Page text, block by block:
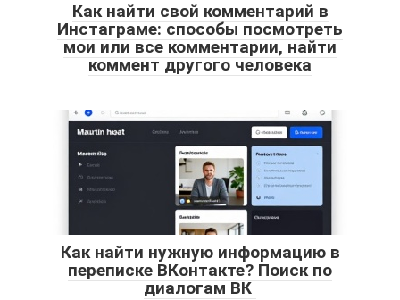
Как найти свой комментарий в
Инстаграме: способы посмотреть
мои или все комментарии, найти
коммент другого человека
Как найти нужную информацию в
переписке ВКонтакте? Поиск по
диалогам ВК